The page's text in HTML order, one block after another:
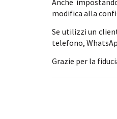
Anche
modifica alla
Se utilizzi un
telefono,
Grazie per la